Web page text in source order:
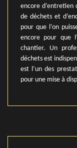
encore d’entretien
de déchets et
pour que l’on
encore pour que
chantier. Un
déchets est
est l’un des
pour une mise à